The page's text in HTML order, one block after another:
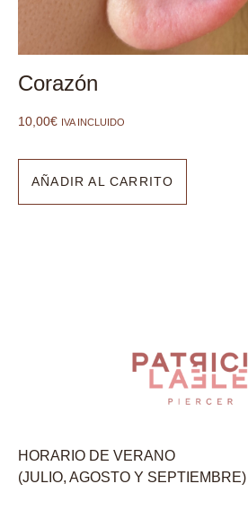
Corazón
10,00€ IVA INCLUIDO
AÑADIR AL CARRITO
HORARIO DE VERANO
(JULIO, AGOSTO Y SEPTIEMBRE)